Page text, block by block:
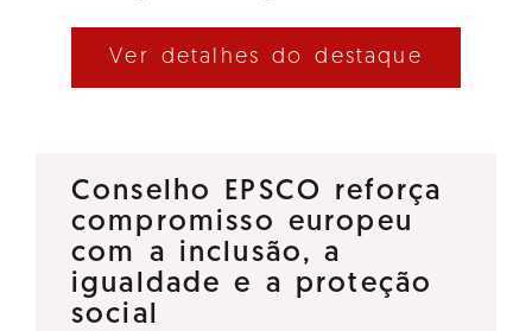
Ver detalhes do destaque
Conselho EPSCO reforça
compromisso europeu
com a inclusão, a
igualdade e a proteção
social